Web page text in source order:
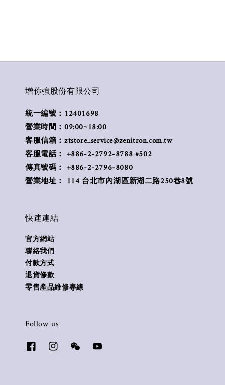
增你強股份有限公司
統一編號：12401698
營業時間：09:00~18:00
客服信箱：ztstore_service@zenitron.com.tw
客服電話： +886-2-2792-8788 #502
傳真號碼： +886-2-2796-8080
營業地址： 114 台北市內湖區新湖二路250巷8號
快速連結
官方網站
聯絡我們
付款方式
退貨條款
零售產品維修專線
Follow us